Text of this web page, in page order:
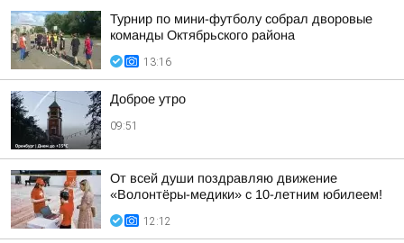
Турнир по мини-футболу собрал дворовые
команды Октябрьского района
13:16
Доброе утро
09:51
От всей души поздравляю движение
«Волонтёры-медики» с 10-летним юбилеем!
12:12